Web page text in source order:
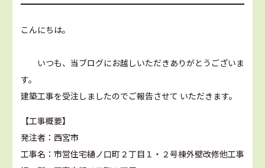
こんにちは。
いつも、当ブログにお越しいただきありがとうございま
す。
建築工事を受注しましたのでご報告させて いただきます。
【工事概要】
発注者：西宮市
工事名：市営住宅樋ノ口町２丁目１・２号棟外壁改修他工事